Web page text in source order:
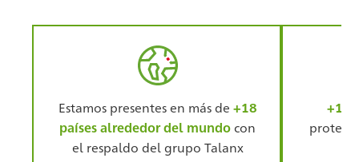
Estamos presentes en más de +18
países alrededor del mundocon
el respaldo del grupo Talanx